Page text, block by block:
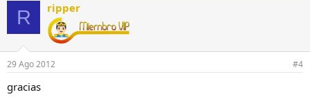
R ripper
29 Ago 2012 #4
gracias